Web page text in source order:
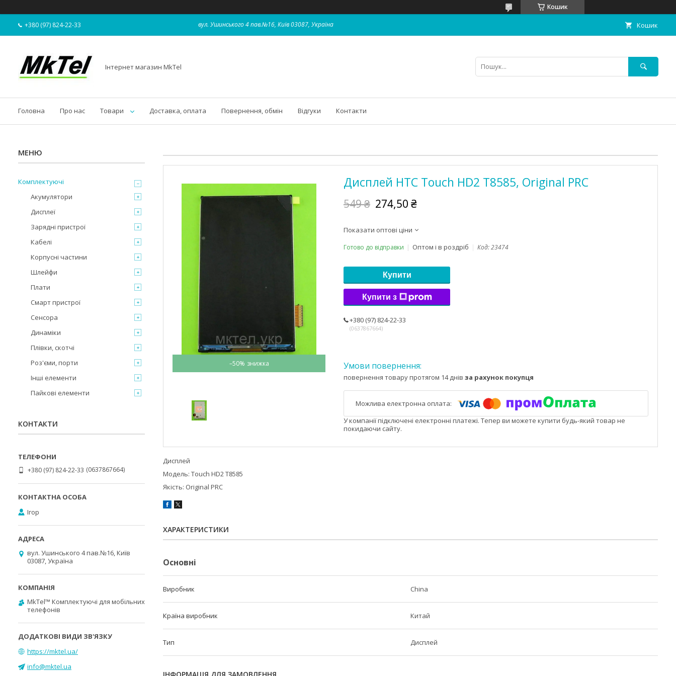
Кошик
+380 (97) 824-22-33 вул. Ушинського 4 пав.№16, Київ 03087, Україна Кошик
Інтернет магазин MkTel
Головна Про нас Товари Доставка, оплата Повернення, обмін Відгуки Контакти
–50%
Дисплей HTC Touch HD2 T8585, Original PRC
549 ₴ 274,50 ₴
Показати оптові ціни
Готово до відправки Оптом і в роздріб Код:23474
Купити
Купити з
+380 (97) 824-22-33
0637867664
повернення товару протягом 14 днів за рахунок покупця
У компанії підключені електронні платежі. Тепер ви можете купити будь-який товар не
покидаючи сайту.
Дисплей
Модель: Touch HD2 T8585
Якість: Original PRC
ХАРАКТЕРИСТИКИ
Основні
Виробник China
Країна виробник Китай
Тип Дисплей
Комплектуючі
Акумулятори
Дисплеї
Зарядні пристрої
Кабелі
Корпусні частини
Шлейфи
Плати
Смарт пристрої
Сенсора
Динаміки
Плівки, скотчі
Роз'єми, порти
Інші елементи
Пайкові елементи
КОНТАКТИ
+380 (97) 824-22-33 0637867664
Ігор
вул. Ушинського 4 пав.№16, Київ
03087, Україна
MkTel™ Комплектуючі для мобільних
телефонів
https://mktel.ua/
info@mktel.ua